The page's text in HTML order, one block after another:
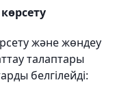
және жөндеу
талаптары
белгілейді: